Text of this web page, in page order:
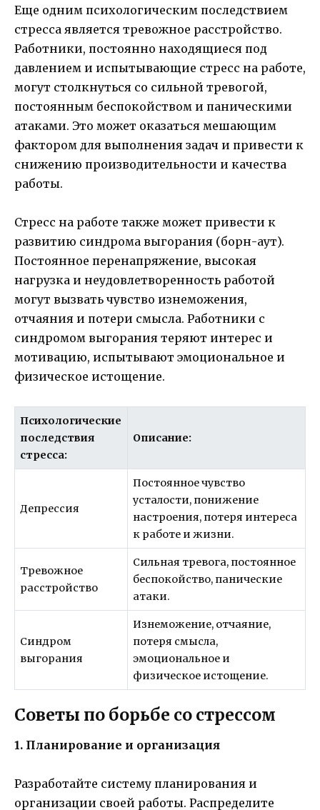
Еще одним психологическим последствием
стресса является тревожное расстройство.
Работники, постоянно находящиеся под
давлением и испытывающие стресс на работе,
могут столкнуться со сильной тревогой,
постоянным беспокойством и паническими
атаками. Это может оказаться мешающим
фактором для выполнения задач и привести к
снижению производительности и качества
работы.
Стресс на работе также может привести к
развитию синдрома выгорания (борн-аут).
Постоянное перенапряжение, высокая
нагрузка и неудовлетворенность работой
могут вызвать чувство изнеможения,
отчаяния и потери смысла. Работники с
синдромом выгорания теряют интерес и
мотивацию, испытывают эмоциональное и
физическое истощение.
Психологические
последствия
стресса:
Описание:
Депрессия
Постоянное чувство
усталости, понижение
настроения, потеря интереса
к работе и жизни.
Тревожное
расстройство
Сильная тревога, постоянное
беспокойство, панические
атаки.
Синдром
выгорания
Изнеможение, отчаяние,
потеря смысла,
эмоциональное и
физическое истощение.
Советы по борьбе со стрессом
1. Планирование и организация
Разработайте систему планирования и
организации своей работы. Распределите